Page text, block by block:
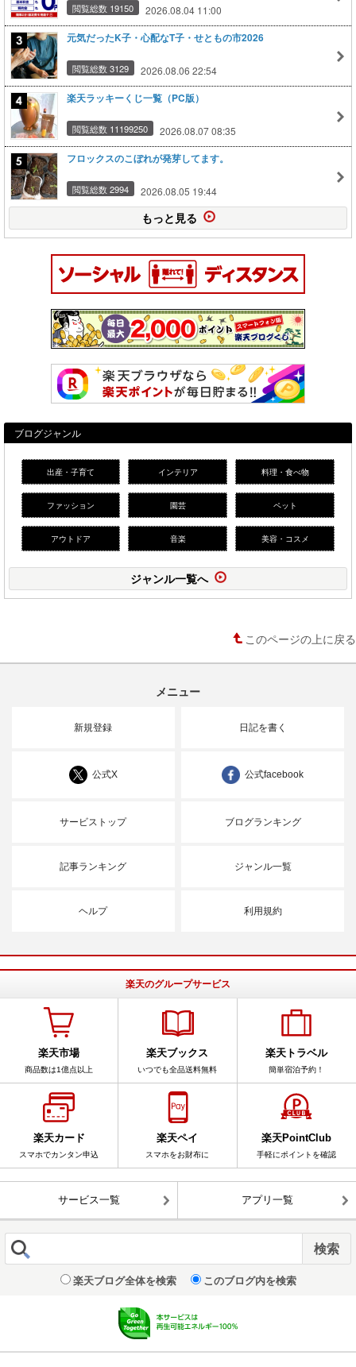
閲覧総数 19150 2026.08.04 11:00
元気だったK子・心配なT子・せともの市2026
閲覧総数 3129 2026.08.06 22:54
楽天ラッキーくじ一覧（PC版）
閲覧総数 11199250 2026.08.07 08:35
フロックスのこぼれが発芽してます。
閲覧総数 2994 2026.08.05 19:44
もっと見る
ブログジャンル
出産・子育て インテリア 料理・食べ物
ファッション 園芸 ペット
アウトドア 音楽 美容・コスメ
ジャンル一覧へ
このページの上に戻る
メニュー
新規登録 日記を書く
公式X 公式facebook
サービストップ ブログランキング
記事ランキング ジャンル一覧
ヘルプ 利用規約
楽天のグループサービス
楽天市場
商品数は1億点以上
楽天ブックス
いつでも全品送料無料
楽天トラベル
簡単宿泊予約！
楽天カード
スマホでカンタン申込
楽天ペイ
スマホをお財布に
楽天PointClub
手軽にポイントを確認
サービス一覧 アプリ一覧
楽天ブログ全体を検索 このブログ内を検索